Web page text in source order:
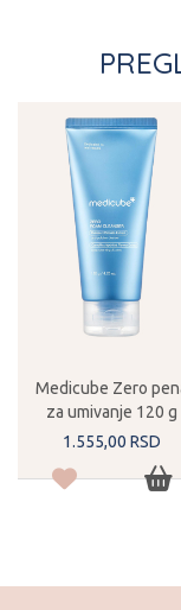
Medicube Zero
za umivanje 120 g
1.555,00 RSD